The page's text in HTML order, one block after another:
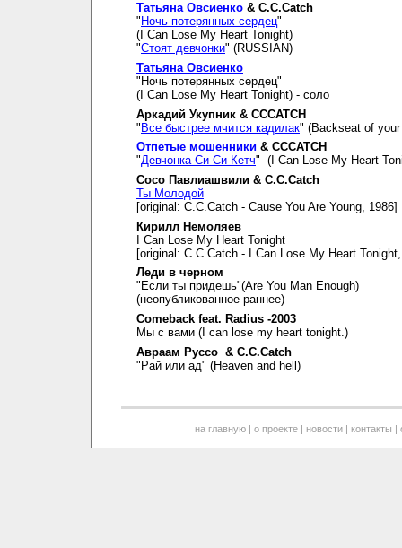
Татьяна Овсиенко & C.C.Catch
" Ночь потерянных сердец"
(I Can Lose My Heart Tonight)
"Стоят девчонки" (RUSSIAN)
Татьяна Овсиенко
"Ночь потерянных сердец"
(I Can Lose My Heart Tonight) - соло
Аркадий Укупник & CCCATCH
"Все быстрее мчится кадилак" (Backseat of
Отпетые мошенники & CCCATCH
"Девчонка Си Си Кетч" (I Can Lose My Heart
Сосо Павлиашвили & C.C.Catch
Ты Молодой
[original: C.C.Catch - Cause You Are Young, 1986]
Кирилл Немоляев
I Can Lose My Heart Tonight
[original: C.C.Catch - I Can Lose My Heart
Леди в черном
"Если ты придешь"(Are You Man Enough)
(неопубликованное раннее)
Comeback feat. Radius -2003
Мы с вами (I can lose my heart tonight.)
Авраам Руссо & C.C.Catch
"Рай или ад" (Heaven and hell)
на главную| о проекте| новости| контакты |